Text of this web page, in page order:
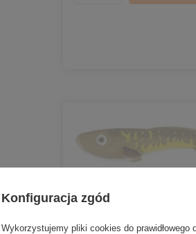
..Przynęta Abu Garcia
Konfiguracja zgód
Wykorzystujemy pliki cookies do prawidłowego